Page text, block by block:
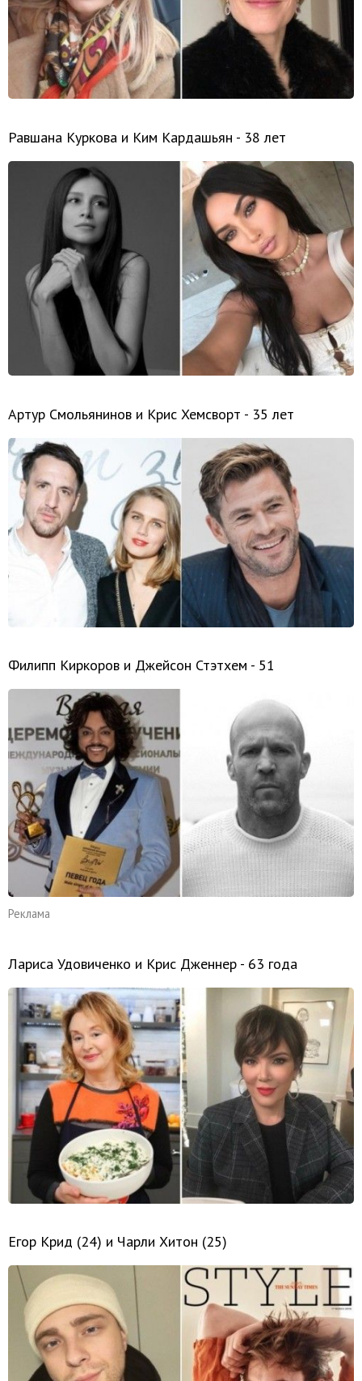
Равшана Куркова и Ким Кардашьян - 38 лет
Артур Смольянинов и Крис Хемсворт - 35 лет
Филипп Киркоров и Джейсон Стэтхем - 51
Реклама
Лариса Удовиченко и Крис Дженнер - 63 года
Егор Крид (24) и Чарли Хитон (25)